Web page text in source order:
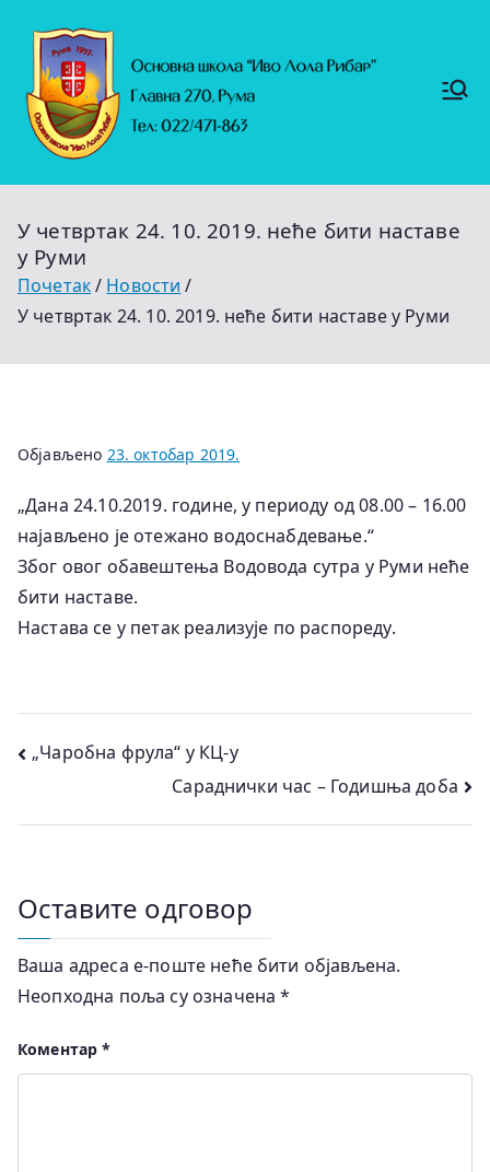
садржај
Основ
Лола
https://
vanje-
se-
У четвртак 24. 10. 2019. неће бити наставе
у Руми
Почетак
Новости
У четвртак 24. 10. 2019. неће бити наставе у Руми
Објављено 23. октобар 2019.
„Дана 24.10.2019. године, у периоду од 08.00 – 16.00
најављено је отежано водоснабдевање.“
Због овог обавештења Водовода сутра у Руми неће
бити наставе.
Настава се у петак реализује по распореду.
Кретање
„Чаробна фрула“ у КЦ-у
Сараднички час – Годишња доба
Оставите одговор
Ваша адреса е-поште неће бити објављена.
Неопходна поља су означена*
Коментар*